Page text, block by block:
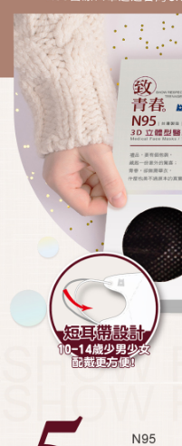
2.付款方式選擇「大哥付你分期
流程，驗證手機門號後，選擇欲
成交易。
3.實際核准額度、可分期數及費
4.訂單成立30分鐘內，如未前往
消。如遇「轉專審核」未通過狀
法說明評估內容。
【繳款方式說明】
1.分期款項不併入電信帳單，「
醒簡訊。
2.透過簡訊連結打開帳單後，可
帳／街口支付／iPASS MONEY
【注意事項】
1.本服務係由「台灣大哥大股份
用戶於交易時，得透過本服務購
買賣價金債權讓與本公司後，依
2.基於同意付款使用「大哥付你
資料（包含姓名、電話或地址）
由本公司與您本人進行分期帳單
3.完整用戶服務條款，請詳閱以
相關說明
【關於「AFTEE先享後付」】
AFTEE先享後付是「在收到商
便利好安心！
１．簡單：不需註冊會員、不需
２．便利：只要手機號碼，簡訊
３．安心：先確認商品／服務後
【「AFTEE先享後付」結帳流程
１．於結帳方式選擇「AFTEE先
結帳頁面，進行簡訊認證並確認
２．訂單成立數日內，您將收到
３．收到繳費通知簡訊後14天內
ATM／網路銀行／等多元方式進
※ 請注意：結帳手續完成當下不
購買商品的店家。未經商家同意
後付繳納相關費用。
※ 交易是否成功請以「AFTEE先
是否繳費成功／繳費後需取消欲
客戶支援中心」https://
【注意事項】
１．透過由恩沛科技股份有限公
２．關於個人資料處理事宜，請
https://aftee.tw/terms/#terms3
ATM付款
運送方式
免運優惠
免運費